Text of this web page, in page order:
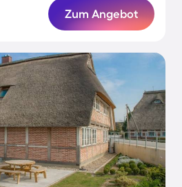
Zum Angebot